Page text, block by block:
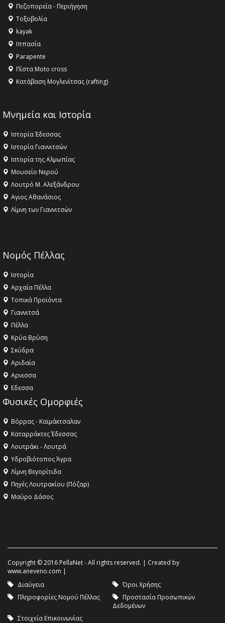
Όλυμπος αναγνωρίστηκε ως φυσικό και πολιτιστικό
αγαθό εξέχουσας οικουμενικής αξίας για την
ανθρωπότητα
16:18 -
ΣΤΗΝ ΕΔΕΣΣΑ
Πεζοπορεία - Περιήγηση
Τοξοβολία
kayak
Ιππασία
Parapente
Πίστα Moto cross
Κατάβαση Μογλενίτσας (rafting)
Μνημεία και Ιστορία
Ιστορία Έδεσσας
Ιστορία Γιαννιτσών
Ιστορία της Αλμωπίας
Μουσείο Νερού
Λουτρό Μ. Αλεξάνδρου
Αγιος Αθανάσιος
Λίμνη των Γιαννιτσών
Νομός Πέλλας
Ιστορία
Αρχαία Πέλλα
Τοπικά Προϊόντα
Γιαννιτσά
Πέλλα
Κρύα Βρύση
Σκύδρα
Αριδαία
Aρνισσα
Eδεσσα
Φυσικές Ομορφιές
Βόρρας - Καϊμάκτσαλαν
Καταρράκτες Έδεσσας
Λουτράκι - Λουτρά
Υδροβιότοπος Άγρα
Λίμνη Βεγορίτιδα
Πηγές Λουτρακίου (Πόζαρ)
Μαύρο Δάσος
Copyright © 2016 PellaNet - All rights reserved. | Created by
www.aneveno.com |
Διαύγεια
Όροι Χρήσης
Πληροφορίες Νομού Πέλλας
Προστασία Προσωπικών
Δεδομένων
Στοιχεία Επικοινωνίας